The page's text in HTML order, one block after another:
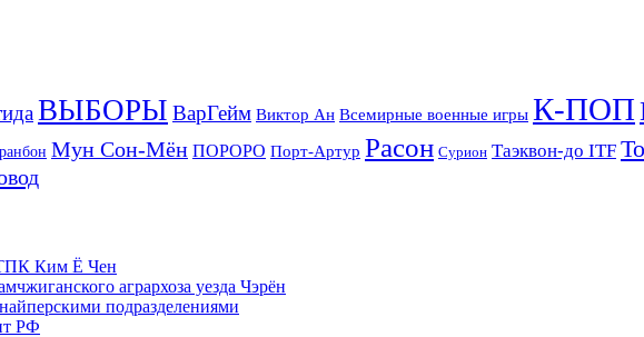
ВЫБОРЫ ВарГейм Виктор Ан Всемирные военные игры К-ПОП
Мун Сон-Мён ПОРОРО Порт-Артур Расон Сурион Таэквон-до ITF
ТПК Ким Ё Чен
агрархоза уезда Чэрён
подразделениями
РФ